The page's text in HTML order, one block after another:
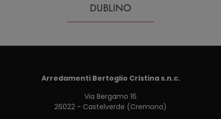
DUBLINO
Arredamenti Bertoglio Cristina s.n.c.
Via Bergamo 16
26022 - Castelverde (Cremona)